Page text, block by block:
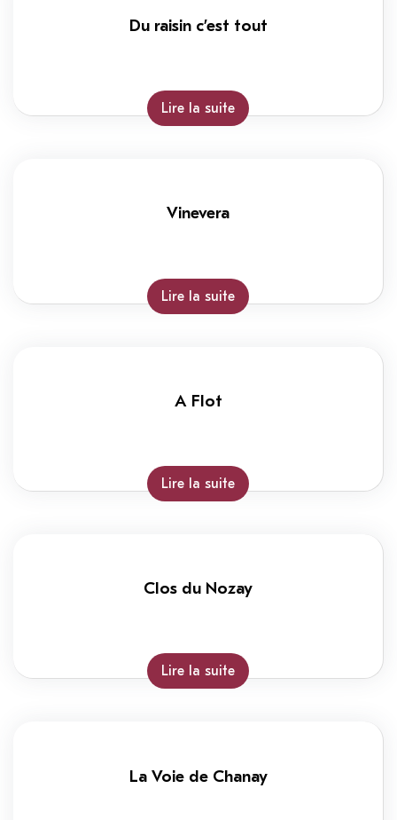
Du raisin c’est tout
Lire la suite
Vinevera
Lire la suite
A Flot
Lire la suite
Clos du Nozay
Lire la suite
La Voie de Chanay